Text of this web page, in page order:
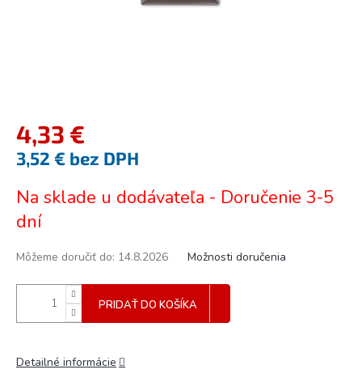
4,33 €
3,52 € bez DPH
cena:
Na sklade u dodávateľa - Doručenie 3-5
dní
Môžeme doručiť do: 14.8.2026 Možnosti doručenia
PRIDAŤ DO KOŠÍKA
Detailné informácie